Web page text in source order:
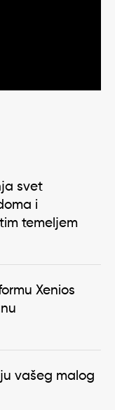
svet
i
temeljem
Xenios
vašeg malog